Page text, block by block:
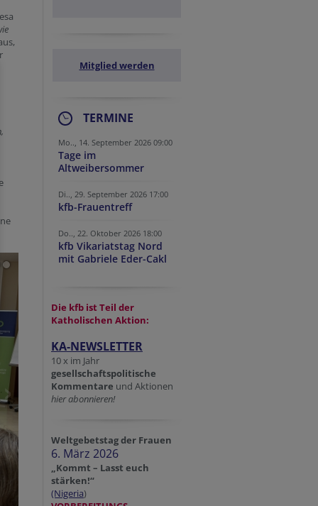
Mitglied werden
TERMINE
Mo.., 14. September 2026 09:00
Tage im
Altweibersommer
Di.., 29. September 2026 17:00
kfb-Frauentreff
Do.., 22. Oktober 2026 18:00
kfb Vikariatstag Nord
mit Gabriele Eder-Cakl
Die kfb ist Teil der
Katholischen Aktion:
KA-NEWSLETTER
10 x im Jahr
gesellschaftspolitische
Kommentare und Aktionen
hier abonnieren!
Weltgebetstag der Frauen
6. März 2026
„Kommt – Lasst euch
stärken!“
(Nigeria)